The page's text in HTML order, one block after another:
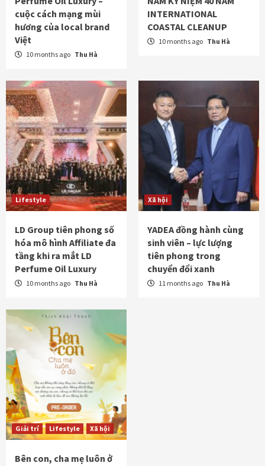
cuộc cách mạng mùi
hương của local brand
Việt
10 months ago Thu Hà
INTERNATIONAL
COASTAL CLEANUP
10 months ago Thu Hà
Lifestyle
LD Group tiên phong số
hóa mô hình Affiliate đa
tầng khi ra mắt LD
Perfume Oil Luxury
10 months ago Thu Hà
Xã hội
YADEA đồng hành cùng
sinh viên – lực lượng
tiên phong trong
chuyển đổi xanh
11 months ago Thu Hà
Giải trí Lifestyle Xã hội
Bên con, cha mẹ luôn ở